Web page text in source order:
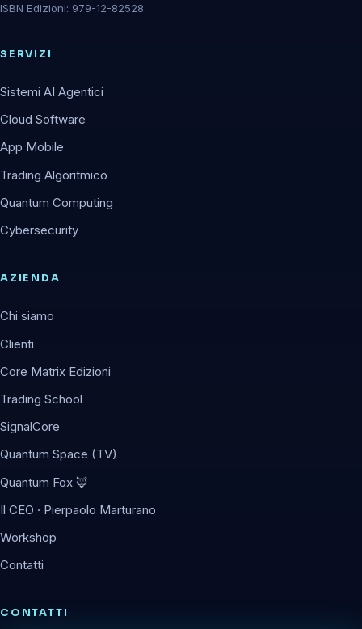
ISBN Edizioni: 979-12-82528
SERVIZI
Sistemi AI Agentici
Cloud Software
App Mobile
Trading Algoritmico
Quantum Computing
Cybersecurity
AZIENDA
Chi siamo
Clienti
Core Matrix Edizioni
Trading School
SignalCore
Quantum Space (TV)
Quantum Fox 🦊
Il CEO · Pierpaolo Marturano
Workshop
Contatti
CONTATTI